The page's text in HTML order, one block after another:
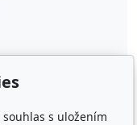
s uložením